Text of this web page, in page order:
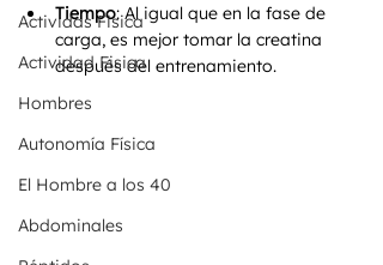
Actividas Fisica
Actividad Fisica
Hombres
Autonomía Física
El Hombre a los 40
Abdominales
Tiempo: Al igual que en la fase de
carga, es mejor tomar la creatina
después del entrenamiento.